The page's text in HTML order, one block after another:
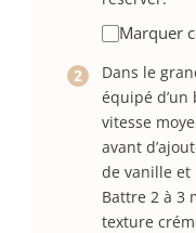
Marquer
Dans le
équipé
vitesse
avant
de vanille et
Battre 2 à 3
texture